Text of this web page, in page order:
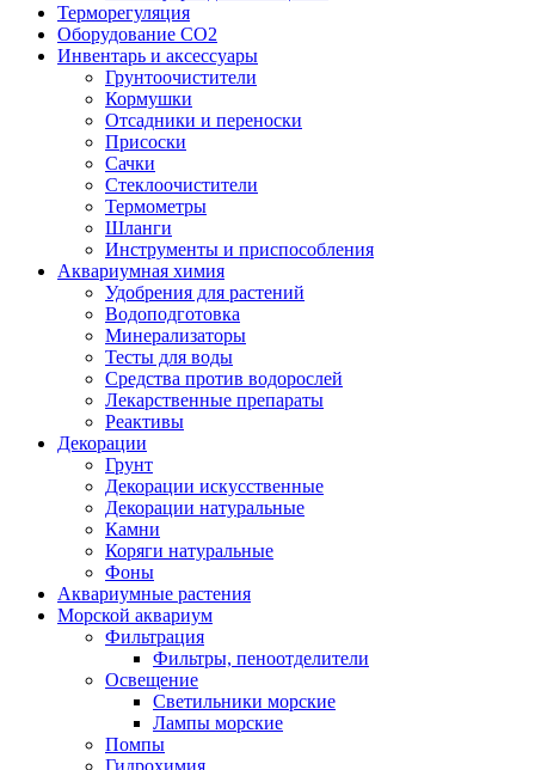
Терморегуляция
Оборудование CO2
Инвентарь и аксессуары
Грунтоочистители
Кормушки
Отсадники и переноски
Присоски
Сачки
Стеклоочистители
Термометры
Шланги
Инструменты и приспособления
Аквариумная химия
Удобрения для растений
Водоподготовка
Минерализаторы
Тесты для воды
Средства против водорослей
Лекарственные препараты
Реактивы
Декорации
Грунт
Декорации искусственные
Декорации натуральные
Камни
Коряги натуральные
Фоны
Аквариумные растения
Морской аквариум
Фильтрация
Фильтры, пеноотделители
Освещение
Светильники морские
Лампы морские
Помпы